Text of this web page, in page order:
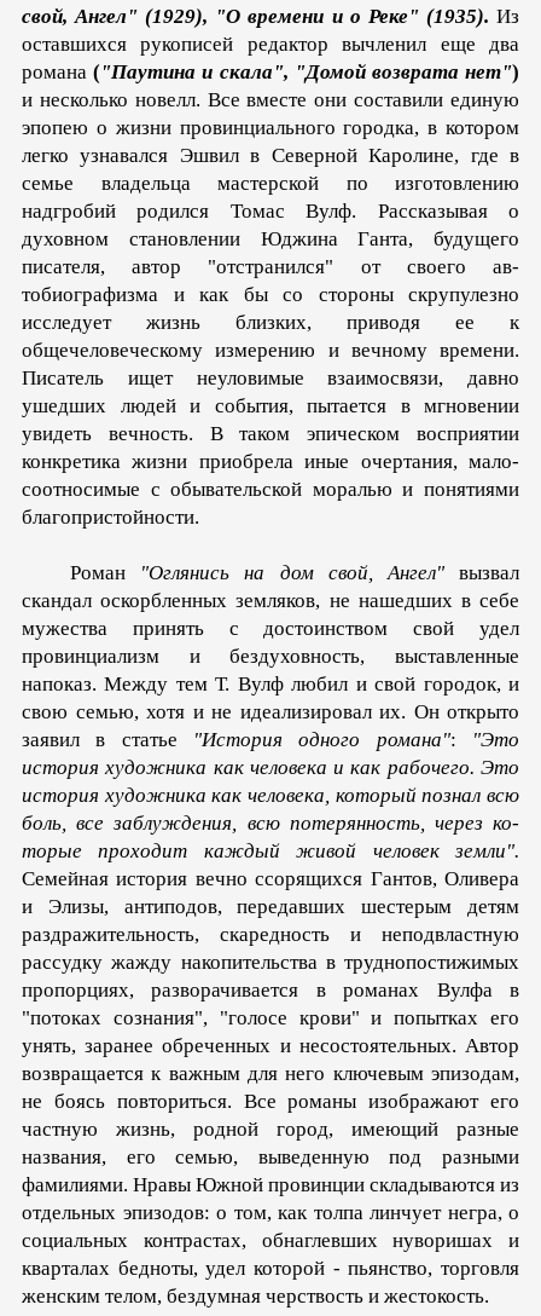
свой, Ангел" (1929), "О времени и о Реке" (1935). Из
оставшихся рукописей ре­дактор вычленил еще два
романа("Паутина и скала", "Домой возврата нет")
и несколько новелл. Все вместе они составили единую
эпопею о жизни провинциального городка, в котором
легко узнавался Эшвил в Северной Каролине, где в
семье владельца мастерской по изготовлению
надгробий родился Томас Вулф. Рассказывая о
духовном становлении Юджина Ганта, будущего
писателя, автор "отстранился" от своего ав­
тобиографизма и как бы со стороны скрупулезно
исследует жизнь близких, приводя ее к
общечеловеческому измерению и вечному времени.
Писатель ищет неуловимые взаимосвязи, давно
ушедших людей и события, пытается в мгновении
увидеть вечность. В таком эпическом восприятии
конкретика жизни приобрела иные очертания, мало-
соотносимые с обывательской моралью и понятиями
благопристойности.
Роман "Оглянись на дом свой, Ангел"вызвал
скандал оскорбленных земляков, не на­шедших в себе
мужества принять с достоинством свой удел
провинциализм и бездуховность, выставленные
напоказ. Ме­жду тем Т. Вулф любил и свой городок, и
свою семью, хотя и не идеализировал их. Он открыто
заявил в статье
"История одного романа":
"Это
история художника как человека и как рабочего. Это
история художника как человека, который по­знал всю
боль, все заблуждения, всю потерянность, через ко­
торые проходит каждый живой человек земли".
Семейная история вечно ссорящихся Гантов, Оливера
и Элизы, антиподов, передавших шестерым детям
раздражи­тельность, скаредность и неподвластную
рассудку жажду на­копительства в труднопостижимых
пропорциях, разворачи­вается в романах Вулфа в
"потоках сознания", "голосе крови" и попытках его
унять, заранее обреченных и несостоятельных. Автор
возвращается к важным для него ключевым эпизодам,
не боясь повториться. Все романы изображают его
частную жизнь, родной город, имеющий разные
названия, его семью, выведенную под разными
фамилиями. Нравы Южной про­винции складываются из
отдельных эпизодов: о том, как тол­па линчует негра, о
социальных контрастах, обнаглевших ну­воришах и
кварталах бедноты, удел которой - пьянство, торговля
женским телом, бездумная черствость и жестокость.